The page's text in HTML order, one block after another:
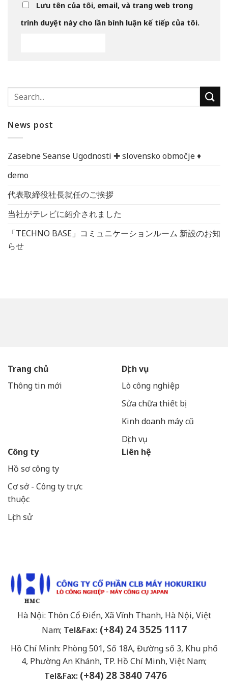
News post
Zasebne Seanse Ugodnosti ✚ slovensko območje ♦️
demo
代表取締役社長就任のご挨拶
当社がテレビに紹介されました
「TECHNO BASE」コミュニケーションルーム 新設のお知
らせ
Lưu tên của tôi, email, và trang web trong
trình duyệt này cho lần bình luận kế tiếp của tôi.
Trang chủ
Thông tin mới
Dịch vụ
Lò công nghiệp
Sửa chữa thiết bị
Kinh doanh máy cũ
Dịch vụ
Công ty
Hồ sơ công ty
Cơ sở - Công ty trực
thuộc
Lịch sử
Liên hệ
Hà Nội: Thôn Cổ Điển, Xã Vĩnh Thanh, Hà Nội, Việt
Nam; Tel&Fax: (+84) 24 3525 1117
Hồ Chí Minh: Phòng 501, Số 18A, Đường số 3, Khu phố
4, Phường An Khánh, TP. Hồ Chí Minh, Việt Nam;
Tel&Fax: (+84) 28 3840 7476